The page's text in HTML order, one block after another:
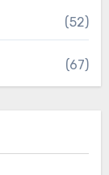
(52)
(67)